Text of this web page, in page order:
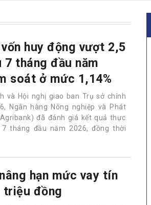
huy động vượt 2,5
tháng đầu năm
soát ở mức 1,14%
và Hội nghị giao ban Trụ sở chính
Ngân hàng Nông nghiệp và Phát
đã đánh giá kết quả thực
tháng đầu năm 2026, đồng thời
hạn mức vay tín
triệu đồng